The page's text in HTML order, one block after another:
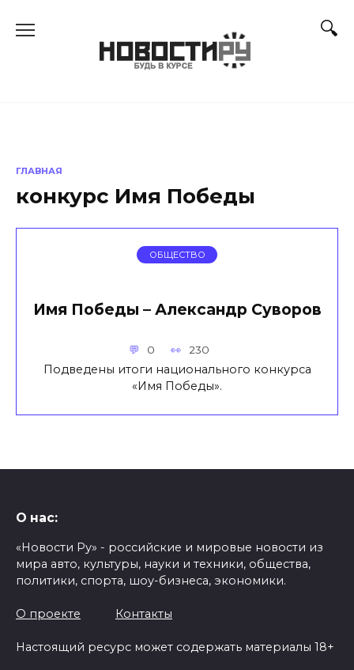
ГЛАВНАЯ
конкурс Имя Победы
ОБЩЕСТВО
Имя Победы – Александр Суворов
0 230
Подведены итоги национального конкурса
«Имя Победы».
О нас:
«Новости Ру» - российские и мировые новости из
мира авто, культуры, науки и техники, общества,
политики, спорта, шоу-бизнеса, экономики.
О проекте Контакты
Настоящий ресурс может содержать материалы 18+